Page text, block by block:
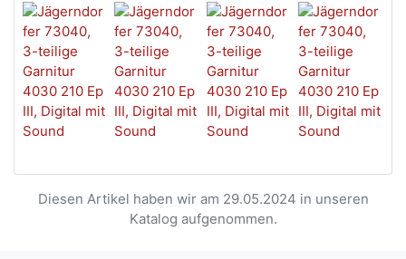
Diesen Artikel haben wir am 29.05.2024 in unseren
Katalog aufgenommen.